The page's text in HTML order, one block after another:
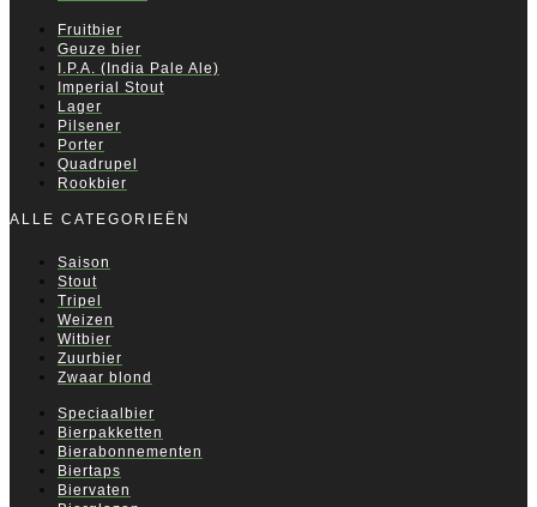
Fruitbier
Geuze bier
I.P.A. (India Pale Ale)
Imperial Stout
Lager
Pilsener
Porter
Quadrupel
Rookbier
ALLE CATEGORIEËN
Saison
Stout
Tripel
Weizen
Witbier
Zuurbier
Zwaar blond
Speciaalbier
Bierpakketten
Bierabonnementen
Biertaps
Biervaten